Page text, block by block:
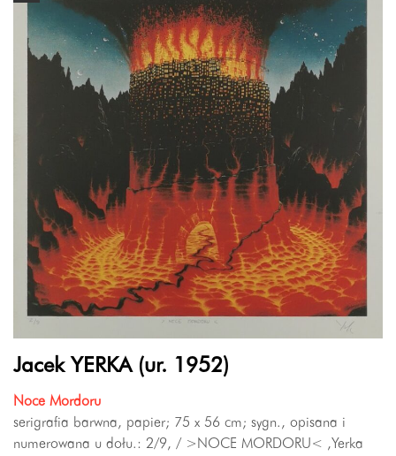
Jacek YERKA (ur. 1952)
Noce Mordoru
serigrafia barwna, papier; 75 x 56 cm; sygn., opisana i
numerowana u dołu.: 2/9, / >NOCE MORDORU< ,Yerka